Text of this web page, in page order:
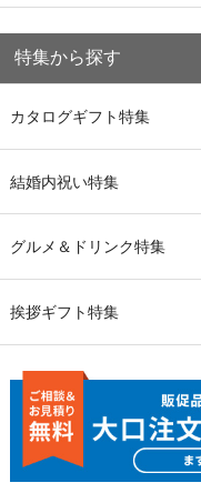
特集から探す
カタログギフト特集
結婚内祝い特集
グルメ＆ドリンク特集
挨拶ギフト特集